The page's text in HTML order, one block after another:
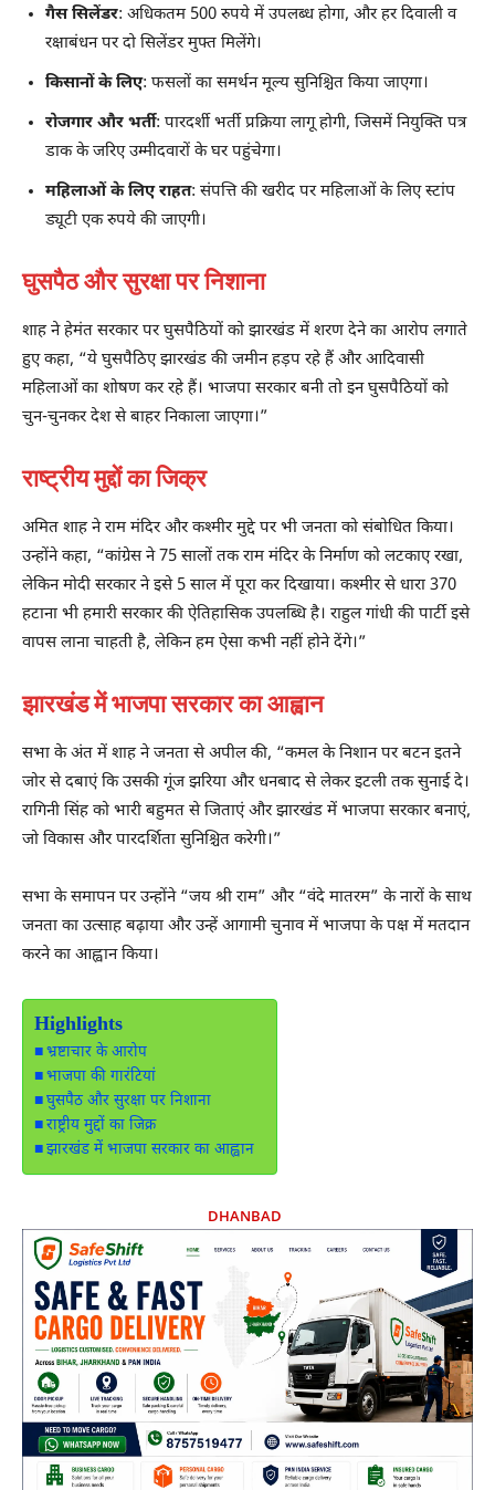
गैस सिलेंडर: अधिकतम 500 रुपये में उपलब्ध होगा, और हर दिवाली व
रक्षाबंधन पर दो सिलेंडर मुफ्त मिलेंगे।
किसानों के लिए: फसलों का समर्थन मूल्य सुनिश्चित किया जाएगा।
रोजगार और भर्ती: पारदर्शी भर्ती प्रक्रिया लागू होगी, जिसमें नियुक्ति पत्र
डाक के जरिए उम्मीदवारों के घर पहुंचेगा।
महिलाओं के लिए राहत: संपत्ति की खरीद पर महिलाओं के लिए स्टांप
ड्यूटी एक रुपये की जाएगी।
घुसपैठ और सुरक्षा पर निशाना
शाह ने हेमंत सरकार पर घुसपैठियों को झारखंड में शरण देने का आरोप लगाते
हुए कहा, “ये घुसपैठिए झारखंड की जमीन हड़प रहे हैं और आदिवासी
महिलाओं का शोषण कर रहे हैं। भाजपा सरकार बनी तो इन घुसपैठियों को
चुन-चुनकर देश से बाहर निकाला जाएगा।”
राष्ट्रीय मुद्दों का जिक्र
अमित शाह ने राम मंदिर और कश्मीर मुद्दे पर भी जनता को संबोधित किया।
उन्होंने कहा, “कांग्रेस ने 75 सालों तक राम मंदिर के निर्माण को लटकाए रखा,
लेकिन मोदी सरकार ने इसे 5 साल में पूरा कर दिखाया। कश्मीर से धारा 370
हटाना भी हमारी सरकार की ऐतिहासिक उपलब्धि है। राहुल गांधी की पार्टी इसे
वापस लाना चाहती है, लेकिन हम ऐसा कभी नहीं होने देंगे।”
झारखंड में भाजपा सरकार का आह्वान
सभा के अंत में शाह ने जनता से अपील की, “कमल के निशान पर बटन इतने
जोर से दबाएं कि उसकी गूंज झरिया और धनबाद से लेकर इटली तक सुनाई दे।
रागिनी सिंह को भारी बहुमत से जिताएं और झारखंड में भाजपा सरकार बनाएं,
जो विकास और पारदर्शिता सुनिश्चित करेगी।”
सभा के समापन पर उन्होंने “जय श्री राम” और “वंदे मातरम” के नारों के साथ
जनता का उत्साह बढ़ाया और उन्हें आगामी चुनाव में भाजपा के पक्ष में मतदान
करने का आह्वान किया।
Highlights
भ्रष्टाचार के आरोप
भाजपा की गारंटियां
घुसपैठ और सुरक्षा पर निशाना
राष्ट्रीय मुद्दों का जिक्र
झारखंड में भाजपा सरकार का आह्वान
DHANBAD